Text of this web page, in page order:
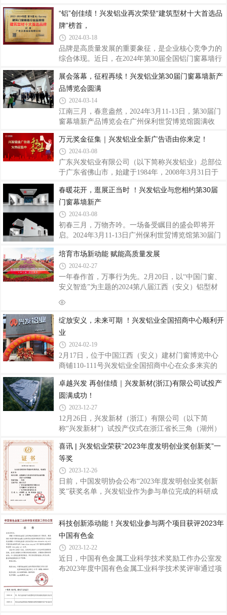
个视频拍摄时长：15秒-20秒2.拍摄内容：内容简洁，
以各自形式表达对兴发铝业40周年的祝贺与祝福。3.
拍摄语句，建议各录制三句，参考如下：(1
州基地，已成为我国著名的专业生产建筑铝型材、工
业铝型材的大型企业。2011年，广新控股集团（首登
2023年《财富》世界500强，位列427位，是广东省首
家上榜的省属国企）入股兴发，开创中国铝型材行业
国有、民营混合所有制之先河。近年来，兴发铝业分
经营业绩实现了量的规模增长和质的有效提升，业绩
连续12年保持增长，被评为国家制造业单项冠
“铝”创佳绩！兴发铝业再次荣登“建筑型材十大首选品
牌”榜首，
2024-03-18
品牌是高质量发展的重要象征，是企业核心竞争力的
综合体现。近日，在2024年第30届全国铝门窗幕墙行
金属结构协会铝门窗幕墙分会发布了《第19次门窗幕
墙行业数据申报及统计工作》成果报告。同期，盛大
举行了2023-2024年度“TOP20幕墙工程”，以
及“TOP10材料品牌”大数据入库证书的颁发仪式！兴
发铝业再次荣登“建筑型材十大首选品牌”榜首，入库
牌,以始终如一的品质和口碑再次赢得了市场和业界的
肯定，展现卓越品牌力，为企业发展再添荣光。
展会落幕，征程再续！兴发铝业第30届门窗幕墙新产
品博览会圆满
2024-03-14
江南三月，春意盎然，2024年3月11-13日，第30届门
窗幕墙新产品博览会在广州保利世贸博览馆圆满收
此，求同存异、倾力发声，为行业留下了又一场精彩
全面的听觉和视觉盛宴。兴发铝业以多款创新门窗幕
墙系统产品及解决方案，向外展示兴发智造的实力，
吸引了大量的人流，纷纷驻足了解。产品是企业与顾
随着科技的不断发展和人们对于生活品质的追求，门
窗幕墙新产品层出不穷。SOWS110窗纱一体系统、
ESD125A提升推拉门系统、ENW65外开窗系统、
D196-
万元奖金征集｜兴发铝业全新广告语由你来定！
2024-03-08
广东兴发铝业有限公司（以下简称兴发铝业）总部位
于广东省佛山市，始建于1984年，2008年3月31日于
省广新控股集团有限公司（省属国企）和2018年中国
联塑集团控股有限公司相继入股兴发铝业，开创中国
铝型材行业国有、民营混合所有制之先河，是中国著
名的专业生产建筑铝型材、工业铝型材的大型企业，
跻身铝型材世界先进行列。目前在中国拥有七大生产
划，产品在高端铝合金挤压材市场保持着较高的市场
占有率，全球无数标志性大型重点建设工程项目如
春暖花开，逛展正当时 ！兴发铝业与您相约第30届
门窗幕墙新产
2024-03-08
初春三月，万物齐吟。一场备受瞩目的盛会即将开
启。2024年3月11-13日广州保利世贸博览馆第30届门
如期亮相，全方位呈现产品优势、核心技术、品牌以
及综合实力，与众多业内精英企业共同缔造一场门窗
幕墙行业盛宴。兴发铝业展位：3号馆3B26诚邀各界
客户朋友亲临现场，共赴盛会。「兴发铝业展位」兴
区、洽谈区等多方位人性化的布局规划，展现兴发铝
业品牌形象同时为参观者带来全新系统产品的体验，
培育市场新动能 赋能高质量发展
2024-02-27
一年春作首，万事行为先。2月20日，以“中国门窗、
安义智造”为主题的2024第八届江西（安义）铝型材
已成为行业标杆、铝材门窗人的默契之行，既展示了
铝型材及门窗行业的最新成果，更分享了未来行业发
展的趋势，围绕数字化、智能化、绿色化、定制化、
品牌化、国际化等发展方向让我们看到了铝型材及门
窗行业未来的无限可能。在这个日新月异的时代，创
新成为了行业发展的核心动力。2月18日，龙年首个
工作日，多个省份召开“新春第一会”，广东省委、省
政府召开全省高质量发展大会，黄坤明同志
绽放安义，未来可期 ！兴发铝业全国招商中心顺利开
业
2024-02-19
2月17日，位于中国江西（安义）建材门窗博览中心
商铺110-111号兴发铝业全国招商中心在众多来宾的
合作共赢、资源互补、共谋发展的康庄大道！也预示
着兴发铝业全国招商中心迎来了全新开始，未来可
期！兴发铝业作为铝型材行业龙头企业，自1984年成
立以来，兴发人团结拼搏、扎实奋进，一步一个脚
印，荣获无数嘉奖，现已是“国家制造业单项冠军示
优势企业”、“国家技术创新示范企业”、“国家绿色工
厂”，入选首批广东省战略性产业集群重点
卓越兴发 再创佳绩｜兴发新材(浙江)有限公司试投产
圆满成功！
2023-12-27
12月26日，兴发新材（浙江）有限公司（以下简
称“兴发新材”）试投产仪式在浙江省长三角（湖州）
党工委委员、管委会副主任赵晓光，长合区管委会投
促局局长兼贸易促进会会长叶新桥，长兴县泗安镇党
委副书记、镇长杨云强，兴发铝业集团党委书记、董
事长王立，集团领导班子、兴发新材项目团队、长合
区及兴发铝业相关部门领导等出席仪式，共同见证项
兴发新材作为兴发铝业第七大生产基地，成立
喜讯 | 兴发铝业荣获“2023年度发明创业奖创新奖”一
等奖
2023-12-26
日前，中国发明协会公布“2023年度发明创业奖创新
奖”获奖名单，兴发铝业作为参与单位完成的科研成
悉，发明创业奖创新奖是2005年由科技部批准，中国
发明协会设立，旨在奖励为社会经济发展和国防建设
为大力推动自主科技创新奠定雄厚的社会基础。该奖
项是首个为发明家设立的国家最高奖，具备推荐国家
科学技术奖资格，在全国发明创新领域具有广泛的社
科技创新添动能！兴发铝业参与两个项目获评2023年
中国有色金
2023-12-22
近日，中国有色金属工业科学技术奖励工作办公室发
布2023年度中国有色金属工业科学技术奖评审通过项